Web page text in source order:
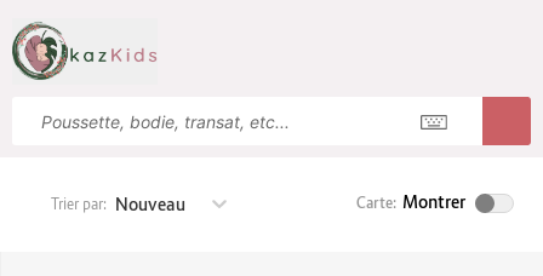
Trier par: Nouveau Carte: Montrer